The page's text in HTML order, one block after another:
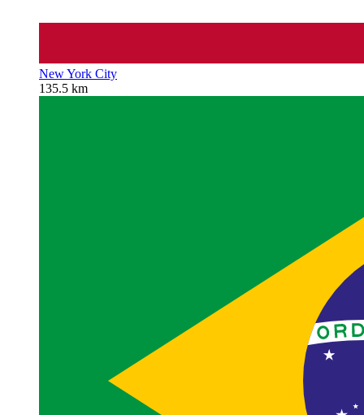
New York City
135.5 km